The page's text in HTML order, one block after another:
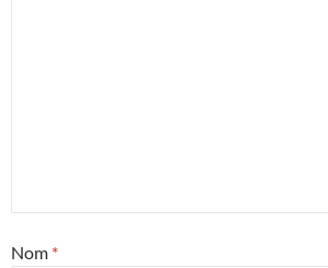
Nom *